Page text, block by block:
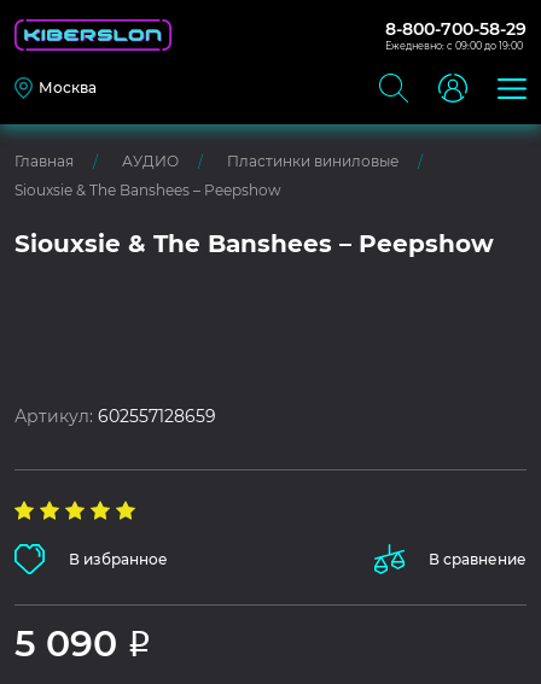
8-800-700-58-29
Ежедневно: с 09:00 до 19:00
Москва
Главная АУДИО
Пластинки виниловые
Siouxsie & The Banshees – Peepshow
Siouxsie & The Banshees – Peepshow
Артикул:602557128659
В избранное В сравнение
5 090 Р